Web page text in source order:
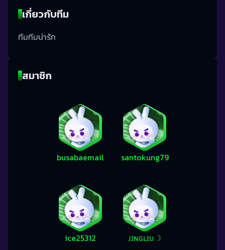
เกี่ยวกับทีม
ทีมทีมน่ารัก
สมาชิก
busabaemail santokung79
ice25312 ᴊɪɴɢʟɪᴜ☽